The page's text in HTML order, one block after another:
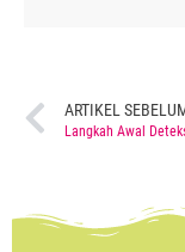
ARTIKEL